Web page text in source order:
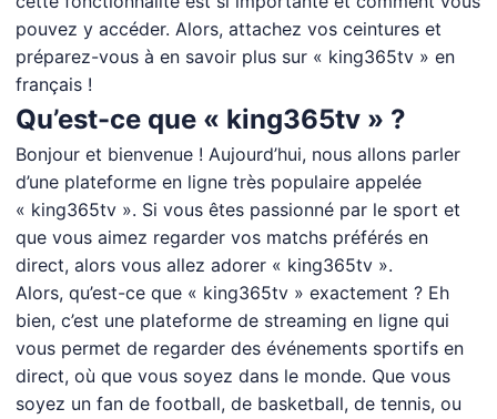
pouvez y accéder. Alors, attachez vos ceintures et
préparez-vous à en savoir plus sur « king365tv » en
français !
Qu’est-ce que « king365tv » ?
Bonjour et bienvenue ! Aujourd’hui, nous allons parler
d’une plateforme en ligne très populaire appelée
« king365tv ». Si vous êtes passionné par le sport et
que vous aimez regarder vos matchs préférés en
direct, alors vous allez adorer « king365tv ».
Alors, qu’est-ce que « king365tv » exactement ? Eh
bien, c’est une plateforme de streaming en ligne qui
vous permet de regarder des événements sportifs en
direct, où que vous soyez dans le monde. Que vous
soyez un fan de football, de basketball, de tennis, ou